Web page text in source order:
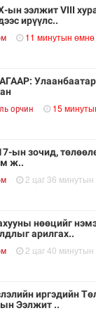
ын ээлжит VIII
ирүүлс..
11 минутын өмнө
орчин 15
ын зочид,
ж..
2 цаг 36
нөөцийг
арилгах..
2 цаг 40
иргэдийн
Ээлжит ..